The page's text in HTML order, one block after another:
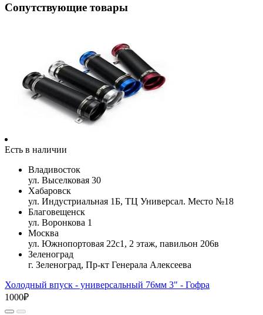
Сопутствующие товары
Есть в наличии
Владивосток
ул. Выселковая 30
Хабаровск
ул. Индустриальная 1Б, ТЦ Универсал. Место №18
Благовещенск
ул. Воронкова 1
Москва
ул. Южнопортовая 22с1, 2 этаж, павильон 206в
Зеленоград
г. Зеленоград, Пр-кт Генерала Алексеева
Холодный впуск - универсальный 76мм 3" - Гофра
1000₽